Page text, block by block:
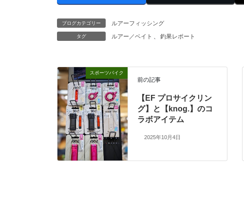
ブログカテゴリー ルアーフィッシング
タグ ルアー／ベイト 、 釣果レポート
スポーツバイク
前の記事
【EF プロサイクリン
グ】と【knog.】のコ
ラボアイテム
2025年10月4日